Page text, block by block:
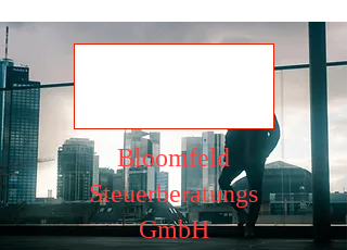
Bloomfeld
Steuerberatungs
GmbH